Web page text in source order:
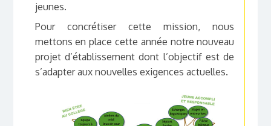
jeunes.
Pour concrétiser cette mission, nous
mettons en place cette année notre nouveau
projet d’établissement dont l’objectif est de
s’adapter aux nouvelles exigences actuelles.